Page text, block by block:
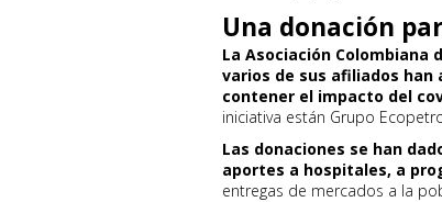
Una donación
La Asociación Colombiana
varios de sus afiliados han
contener el impacto del
iniciativa están Grupo
Las donaciones se han
aportes a hospitales, a
entregas de mercados a la